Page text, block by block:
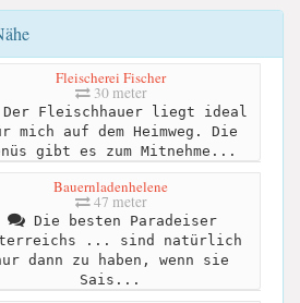
Fleischerei Fischer
30 meter
Fleischhauer liegt ideal
mich auf dem Heimweg. Die
gibt es zum Mitnehme...
Bauernladenhelene
47 meter
Die besten Paradeiser
... sind natürlich
dann zu haben, wenn sie
Sais...